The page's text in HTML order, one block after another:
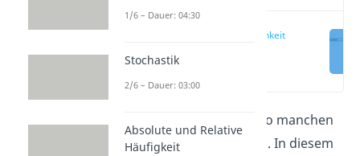
Wahrscheinlichkeit
hat schon so manchen
in den Wahnsinn getrieben. In diesem
1/6 – Dauer: 04:30
Stochastik
2/6 – Dauer: 03:00
Absolute und Relative
Häufigkeit